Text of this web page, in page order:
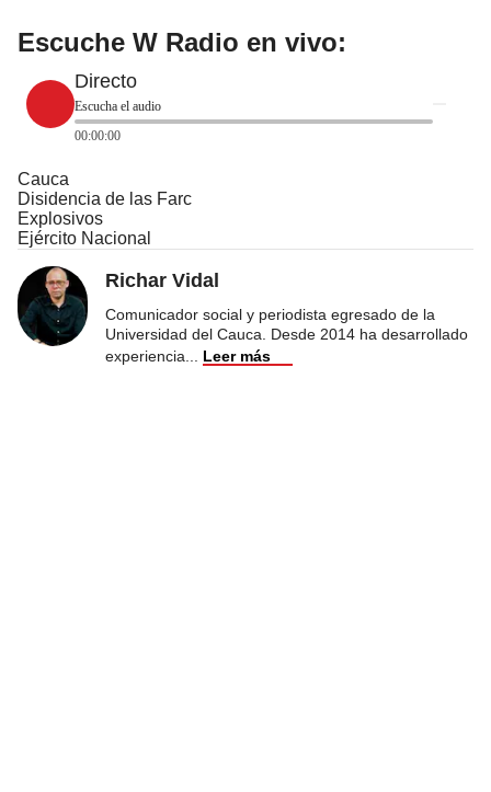
Escuche W Radio en vivo:
Directo
Escucha el audio
00:00:00
Cauca
Disidencia de las Farc
Explosivos
Ejército Nacional
Richar Vidal
Comunicador social y periodista egresado de la
Universidad del Cauca. Desde 2014 ha desarrollado
experiencia
Leer más